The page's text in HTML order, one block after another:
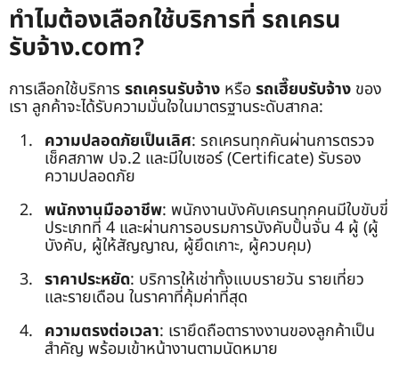
ทำไมต้องเลือกใช้บริการที่ รถเครน
รับจ้าง.com?
การเลือกใช้บริการ รถเครนรับจ้าง หรือรถเฮี๊ยบรับจ้าง ของ
เรา ลูกค้าจะได้รับความมั่นใจในมาตรฐานระดับสากล:
ความปลอดภัยเป็นเลิศ: รถเครนทุกคันผ่านการตรวจ
เช็คสภาพ ปจ.2 และมีใบเซอร์ (Certificate) รับรอง
ความปลอดภัย
พนักงานมืออาชีพ: พนักงานบังคับเครนทุกคนมีใบขับขี่
ประเภทที่ 4 และผ่านการอบรมการบังคับปั้นจั่น 4 ผู้ (ผู้
บังคับ, ผู้ให้สัญญาณ, ผู้ยึดเกาะ, ผู้ควบคุม)
ราคาประหยัด: บริการให้เช่าทั้งแบบรายวัน รายเที่ยว
และรายเดือน ในราคาที่คุ้มค่าที่สุด
ความตรงต่อเวลา: เรายึดถือตารางงานของลูกค้าเป็น
สำคัญ พร้อมเข้าหน้างานตามนัดหมาย